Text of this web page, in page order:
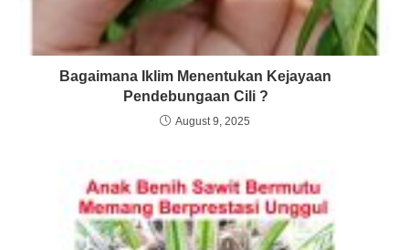
Bagaimana Iklim Menentukan Kejayaan
Pendebungaan Cili ?
August 9, 2025